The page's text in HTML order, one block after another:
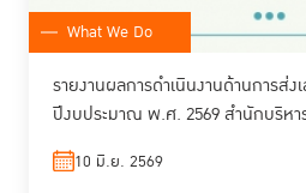
What We Do
รายงานผลการดำเนินงานด้านการส่
ปีงบประมาณ พ.ศ. 2569 สำนักบริหา
10 มิ.ย. 2569